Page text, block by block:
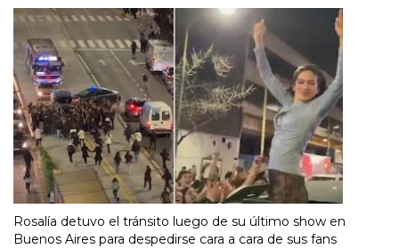
Rosalía detuvo el tránsito luego de su último show en
Buenos Aires para despedirse cara a cara de sus fans